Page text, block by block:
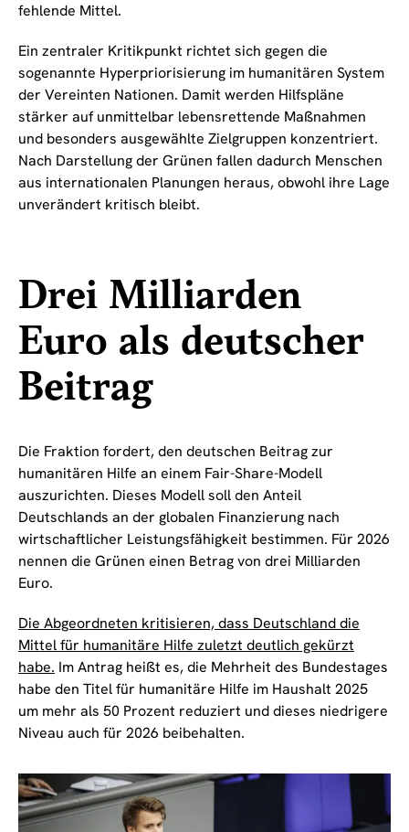
fehlende Mittel.
Ein zentraler Kritikpunkt richtet sich gegen die
sogenannte Hyperpriorisierung im humanitären System
der Vereinten Nationen. Damit werden Hilfspläne
stärker auf unmittelbar lebensrettende Maßnahmen
und besonders ausgewählte Zielgruppen konzentriert.
Nach Darstellung der Grünen fallen dadurch Menschen
aus internationalen Planungen heraus, obwohl ihre Lage
unverändert kritisch bleibt.
Drei Milliarden
Euro als deutscher
Beitrag
Die Fraktion fordert, den deutschen Beitrag zur
humanitären Hilfe an einem Fair-Share-Modell
auszurichten. Dieses Modell soll den Anteil
Deutschlands an der globalen Finanzierung nach
wirtschaftlicher Leistungsfähigkeit bestimmen. Für 2026
nennen die Grünen einen Betrag von drei Milliarden
Euro.
Die Abgeordneten kritisieren, dass Deutschland die
Mittel für humanitäre Hilfe zuletzt deutlich gekürzt
habe. Im Antrag heißt es, die Mehrheit des Bundestages
habe den Titel für humanitäre Hilfe im Haushalt 2025
um mehr als 50 Prozent reduziert und dieses niedrigere
Niveau auch für 2026 beibehalten.